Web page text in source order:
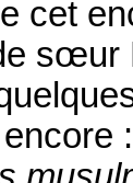
cet
sœur